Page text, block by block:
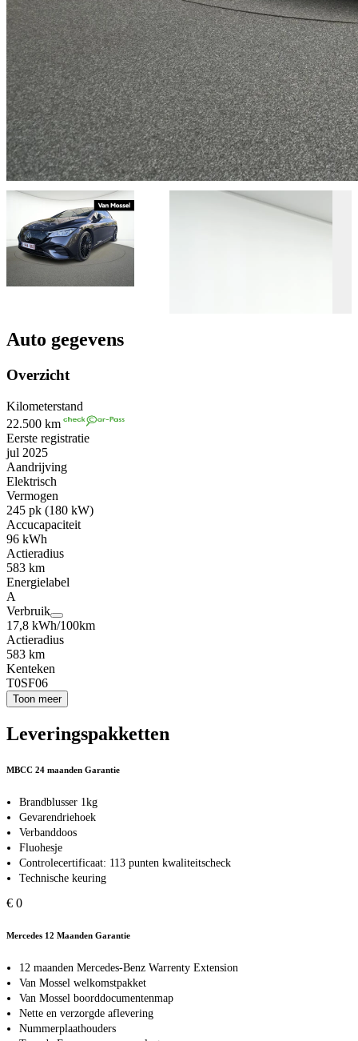
Auto gegevens
Overzicht
Kilometerstand
22.500 km
Eerste registratie
jul 2025
Aandrijving
Elektrisch
Vermogen
245 pk (180 kW)
Accucapaciteit
96 kWh
Actieradius
583 km
Energielabel
A
Verbruik
17,8 kWh/100km
Actieradius
583 km
Kenteken
T0SF06
Toon meer
Leveringspakketten
MBCC 24 maanden Garantie
Brandblusser 1kg
Gevarendriehoek
Verbanddoos
Fluohesje
Controlecertificaat: 113 punten kwaliteitscheck
Technische keuring
€ 0
Mercedes 12 Maanden Garantie
12 maanden Mercedes-Benz Warrenty Extension
Van Mossel welkomstpakket
Van Mossel boorddocumentenmap
Nette en verzorgde aflevering
Nummerplaathouders